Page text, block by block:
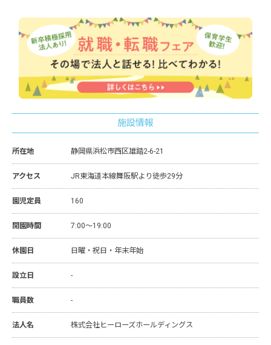
施設情報
所在地 静岡県浜松市西区雄踏2-6-21
アクセス JR東海道本線舞阪駅より徒歩29分
園児定員 160
開園時間 7:00～19:00
休園日 日曜・祝日・年末年始
設立日 -
職員数 -
法人名 株式会社ヒーローズホールディングス